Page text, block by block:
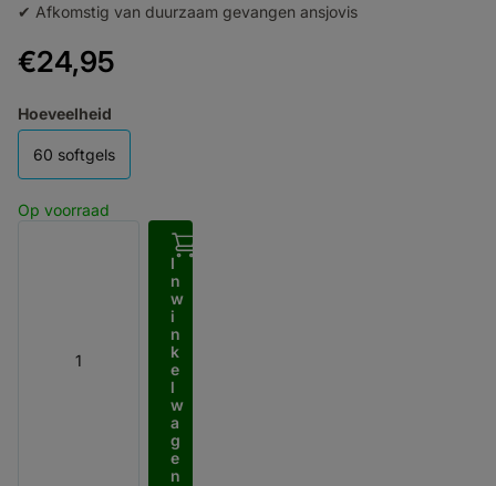
✔ Afkomstig van duurzaam gevangen ansjovis
€24,95
Hoeveelheid
60 softgels
Op voorraad
I
n
w
i
n
k
e
l
w
a
g
e
n